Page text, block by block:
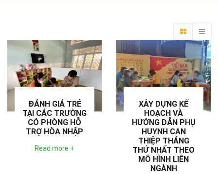
ĐÁNH GIÁ TRẺ
TẠI CÁC TRƯỜNG
CÓ PHÒNG HỖ
TRỢ HÒA NHẬP
Read more +
XÂY DỰNG KẾ
HOẠCH VÀ
HƯỚNG DẪN PHỤ
HUYNH CAN
THIỆP THÁNG
THỨ NHẤT THEO
MÔ HÌNH LIÊN
NGÀNH